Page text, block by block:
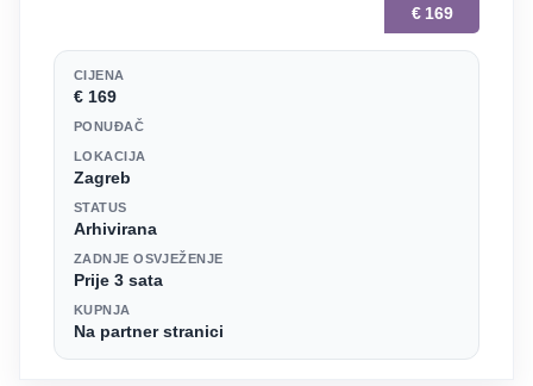
€ 169
CIJENA
€ 169
PONUĐAČ
LOKACIJA
Zagreb
STATUS
Arhivirana
ZADNJE OSVJEŽENJE
Prije 3 sata
KUPNJA
Na partner stranici